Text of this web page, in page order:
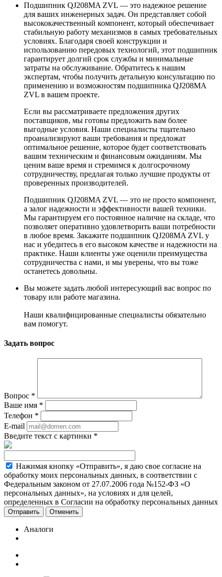
Подшипник QJ208MA ZVL — это надежное решение
для ваших инженерных задач. Он представляет собой
высококачественный компонент, который обеспечивает
стабильную работу механизмов в самых требовательных
условиях. Благодаря своей конструкции и
использованию передовых технологий, этот подшипник
гарантирует долгий срок службы и минимальные
затраты на обслуживание. Обратитесь к нашим
экспертам, чтобы получить детальную консультацию по
применению и возможностям подшипника QJ208MA
ZVL в вашем проекте.
Если вы рассматриваете предложения других
поставщиков, мы готовы предложить вам более
выгодные условия. Наши специалисты тщательно
проанализируют ваши требования и предложат
оптимальное решение, которое будет соответствовать
вашим техническим и финансовым ожиданиям. Мы
ценим ваше время и стремимся к долгосрочному
сотрудничеству, предлагая только лучшие продукты от
проверенных производителей.
Подшипник QJ208MA ZVL — это не просто компонент,
а залог надежности и эффективности вашей техники.
Мы гарантируем его постоянное наличие на складе, что
позволяет оперативно удовлетворить ваши потребности
в любое время. Закажите подшипник QJ208MA ZVL у
нас и убедитесь в его высоком качестве и надежности на
практике. Наши клиенты уже оценили преимущества
сотрудничества с нами, и мы уверены, что вы тоже
останетесь довольны.
Вы можете задать любой интересующий вас вопрос по
товару или работе магазина.
Наши квалифицированные специалисты обязательно
вам помогут.
Задать вопрос
Вопрос *
Ваше имя *
Телефон *
E-mail
Введите текст с картинки *
Нажимая кнопку «Отправить», я даю свое согласие на
обработку моих персональных данных, в соответствии с
Федеральным законом от 27.07.2006 года №152-ФЗ «О
персональных данных», на условиях и для целей,
определенных в Согласии на обработку персональных данных
Отменить
Аналоги